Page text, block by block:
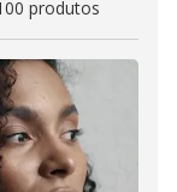
produtos